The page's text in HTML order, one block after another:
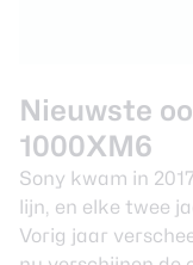
Nieuwste
1000XM6
Sony kwam in
lijn, en elke twee
Vorig jaar